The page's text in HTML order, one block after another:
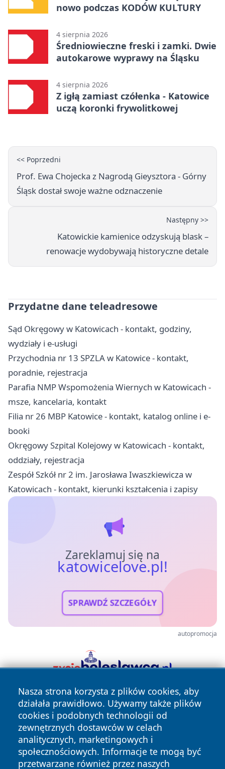
nowo podczas KODÓW KULTURY
4 sierpnia 2026
Średniowieczne freski i zamki. Dwie
autokarowe wyprawy na Śląsku
4 sierpnia 2026
Z igłą zamiast czółenka - Katowice
uczą koronki frywolitkowej
<< Poprzedni
Prof. Ewa Chojecka z Nagrodą Gieysztora - Górny
Śląsk dostał swoje ważne odznaczenie
Następny >>
Katowickie kamienice odzyskują blask –
renowacje wydobywają historyczne detale
Przydatne dane teleadresowe
Sąd Okręgowy w Katowicach - kontakt, godziny,
wydziały i e-usługi
Przychodnia nr 13 SPZLA w Katowice - kontakt,
poradnie, rejestracja
Parafia NMP Wspomożenia Wiernych w Katowicach -
msze, kancelaria, kontakt
Filia nr 26 MBP Katowice - kontakt, katalog online i e-
booki
Okręgowy Szpital Kolejowy w Katowicach - kontakt,
oddziały, rejestracja
Zespół Szkół nr 2 im. Jarosława Iwaszkiewicza w
Katowicach - kontakt, kierunki kształcenia i zapisy
Zareklamuj się na
katowicelove.pl!
SPRAWDŹ SZCZEGÓŁY
autopromocja
Nasza strona korzysta z plików cookies, aby
działała prawidłowo. Używamy także plików
cookies i podobnych technologii od
zewnętrznych dostawców w celach
analitycznych, marketingowych i
społecznościowych. Informacje te mogą być
przetwarzane również przez naszych
Copyright © 2026 katowicelove.pl Wszystkie prawa
zastrzeżone.